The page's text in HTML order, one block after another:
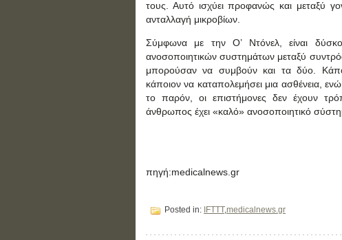
τους. Αυτό ισχύει προφανώς και μεταξύ
ανταλλαγή μικροβίων.
Σύμφωνα με την Ο’ Ντόνελ, είναι
ανοσοποιητικών συστημάτων μεταξύ
μπορούσαν να συμβούν και τα δύο.
κάποιον να καταπολεμήσει μια ασθένεια,
το παρόν, οι επιστήμονες δεν έχουν
άνθρωπος έχει «καλό» ανοσοποιητικό
πηγή:medicalnews.gr
Posted in: IFTTT,medicalnews.gr